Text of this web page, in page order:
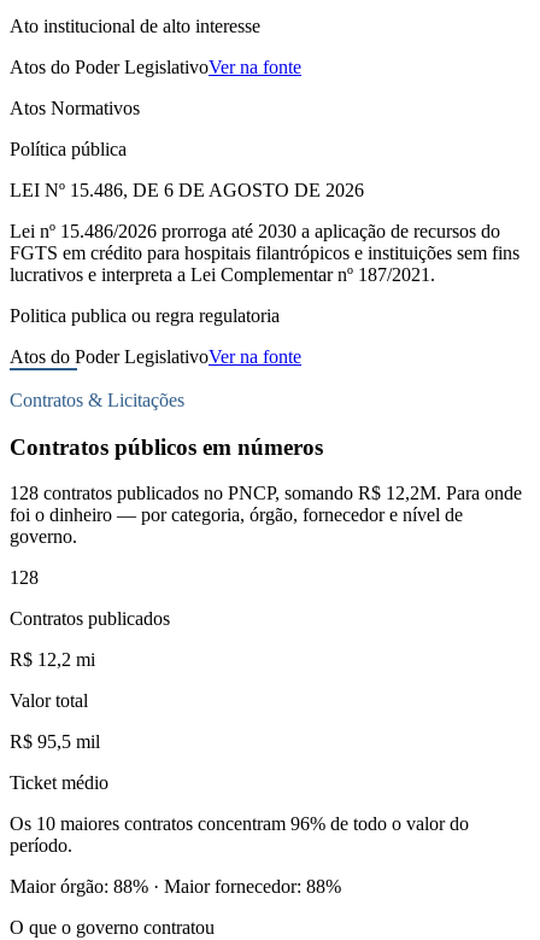
Ato institucional de alto interesse
Atos do Poder LegislativoVer na fonte
Atos Normativos
Política pública
LEI Nº 15.486, DE 6 DE AGOSTO DE 2026
Lei nº 15.486/2026 prorroga até 2030 a aplicação de recursos do
FGTS em crédito para hospitais filantrópicos e instituições sem fins
lucrativos e interpreta a Lei Complementar nº 187/2021.
Politica publica ou regra regulatoria
Atos do Poder LegislativoVer na fonte
Contratos & Licitações
Contratos públicos em números
128 contratos publicados no PNCP, somando R$ 12,2M. Para onde
foi o dinheiro — por categoria, órgão, fornecedor e nível de
governo.
128
Contratos publicados
R$ 12,2 mi
Valor total
R$ 95,5 mil
Ticket médio
Os 10 maiores contratos concentram 96% de todo o valor do
período.
Maior órgão: 88% · Maior fornecedor: 88%
O que o governo contratou